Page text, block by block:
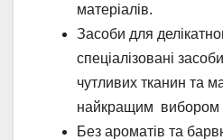
матеріалів.
Засоби для
спеціалізовані
чутливих тканин та
найкращим вибором
Без ароматів та